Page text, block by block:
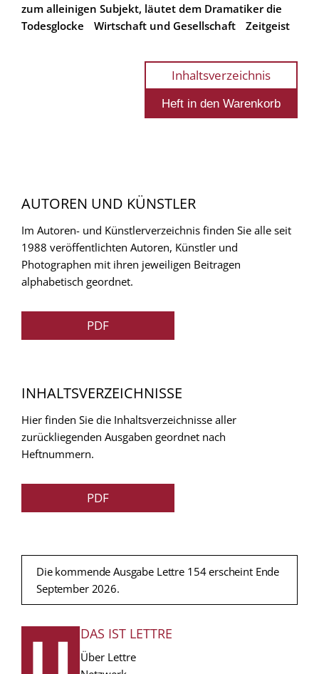
zum alleinigen Subjekt, läutet dem Dramatiker die
Todesglocke
Wirtschaft und Gesellschaft Zeitgeist
Inhaltsverzeichnis
AUTOREN UND KÜNSTLER
Im Autoren- und Künstlerverzeichnis finden Sie alle seit
1988 veröffentlichten Autoren, Künstler und
Photographen mit ihren jeweiligen Beitragen
alphabetisch geordnet.
PDF
INHALTSVERZEICHNISSE
Hier finden Sie die Inhaltsverzeichnisse aller
zurückliegenden Ausgaben geordnet nach
Heftnummern.
PDF
Die kommende Ausgabe Lettre 154 erscheint Ende
September 2026.
FUSSZEILE
DAS IST LETTRE
Über Lettre